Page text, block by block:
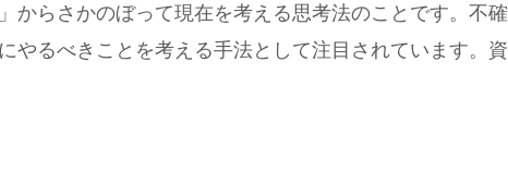
からさかのぼって現在を考える思考法のことです。不確
やるべきことを考える手法として注目されています。資